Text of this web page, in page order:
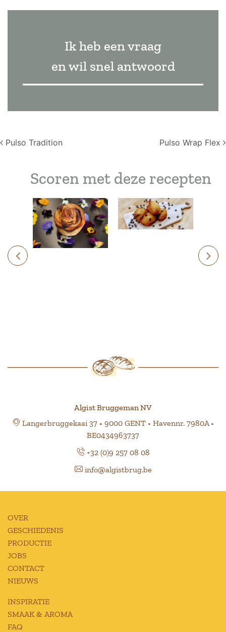
Ik heb een vraag
en wil snel antwoord
Post navigation
Pulso Tradition Pulso Wrap Flex
Scoren met deze recepten
Algist Bruggeman NV
Langerbruggekaai 37 • 9000 GENT • Havennr. 7980A •
BE0434963737
+32 (0)9 257 08 08
info@algistbrug.be
OVER
GESCHIEDENIS
PRODUCTIE
JOBS
CONTACT
NIEUWS
INSPIRATIE
SMAAK & AROMA
FAQ